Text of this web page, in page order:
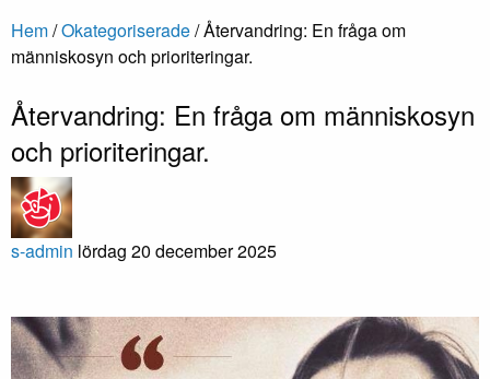
Hem/Okategoriserade/Återvandring: En fråga om
människosyn och prioriteringar.
Återvandring: En fråga om människosyn
och prioriteringar.
s-admin lördag 20 december 2025